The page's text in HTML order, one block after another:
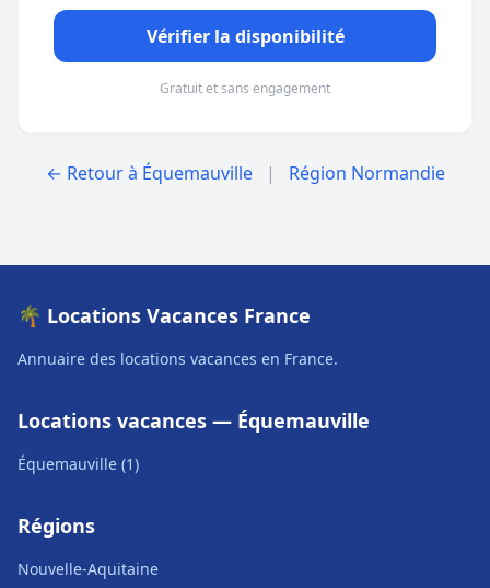
Vérifier la disponibilité
Gratuit et sans engagement
← Retour à Équemauville | Région Normandie
🌴 Locations Vacances France
Annuaire des locations vacances en France.
Locations vacances — Équemauville
Équemauville (1)
Régions
Nouvelle-Aquitaine